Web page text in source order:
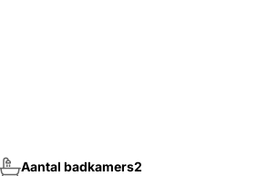
Aantal badkamers2